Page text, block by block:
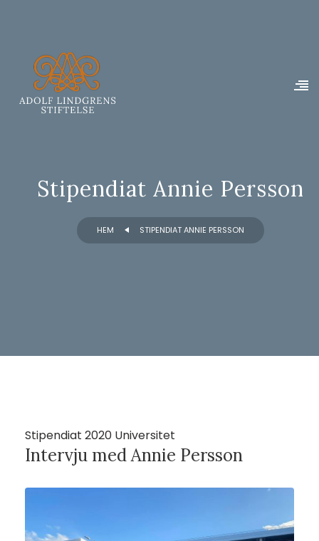
Stipendiat Annie Persson
HEM STIPENDIAT ANNIE PERSSON
Stipendiat 2020 Universitet
Intervju med Annie Persson